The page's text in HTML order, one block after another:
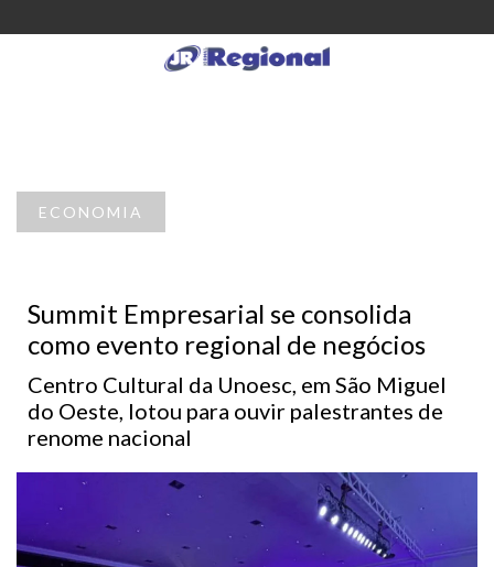
ECONOMIA
Summit Empresarial se consolida
como evento regional de negócios
Centro Cultural da Unoesc, em São Miguel
do Oeste, lotou para ouvir palestrantes de
renome nacional